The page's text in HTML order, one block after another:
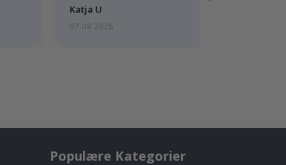
Katja U
07.08.2026
Populære Kategorier